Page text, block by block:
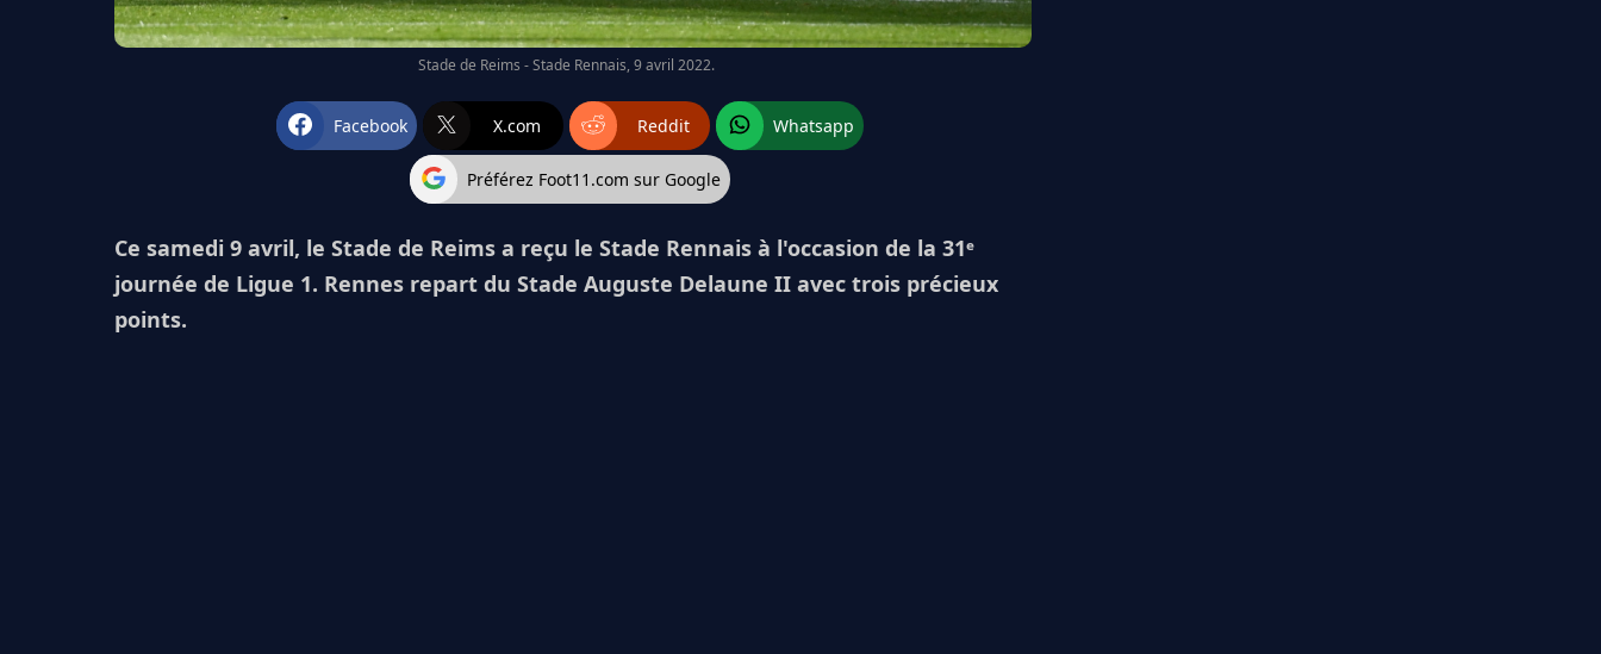
Stade de Reims - Stade Rennais, 9 avril 2022.
Facebook X.com Reddit Whatsapp
Préférez Foot11.com sur Google
Ce samedi 9 avril, le Stade de Reims a reçu le Stade Rennais à l'occasion de la 31ᵉ
journée de Ligue 1. Rennes repart du Stade Auguste Delaune II avec trois précieux
points.